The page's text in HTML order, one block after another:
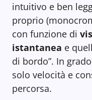
intuitivo e ben
proprio
con funzione di
istantanea e
di bordo”. In
solo velocità e
percorsa.